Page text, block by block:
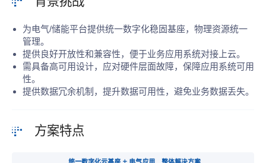
为电气/储能平台提供统一数字化稳固基座，物理资源统一
管理。
提供良好开放性和兼容性，便于业务应用系统对接上云。
需具备高可用设计，应对硬件层面故障，保障应用系统可用
性。
提供数据冗余机制，提升数据可用性，避免业务数据丢失。
方案特点